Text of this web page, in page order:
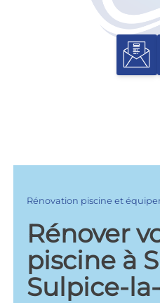
Rénovation piscine et
Rénover
piscine à
Sulpice-